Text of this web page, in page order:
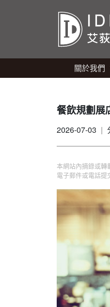
關於我們
餐飲規劃展
2026-07-03 |
本網站內摘錄或
電子郵件或電話提